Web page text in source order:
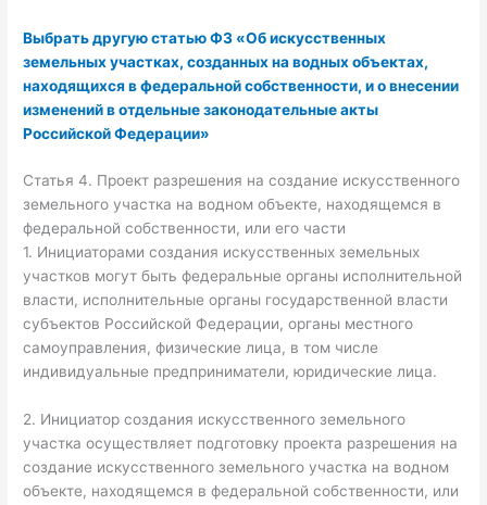
Выбрать другую статью ФЗ «Об искусственных
земельных участках, созданных на водных объектах,
находящихся в федеральной собственности, и о внесении
изменений в отдельные законодательные акты
Российской Федерации»
Статья 4. Проект разрешения на создание искусственного
земельного участка на водном объекте, находящемся в
федеральной собственности, или его части
1. Инициаторами создания искусственных земельных
участков могут быть федеральные органы исполнительной
власти, исполнительные органы государственной власти
субъектов Российской Федерации, органы местного
самоуправления, физические лица, в том числе
индивидуальные предприниматели, юридические лица.
2. Инициатор создания искусственного земельного
участка осуществляет подготовку проекта разрешения на
создание искусственного земельного участка на водном
объекте, находящемся в федеральной собственности, или